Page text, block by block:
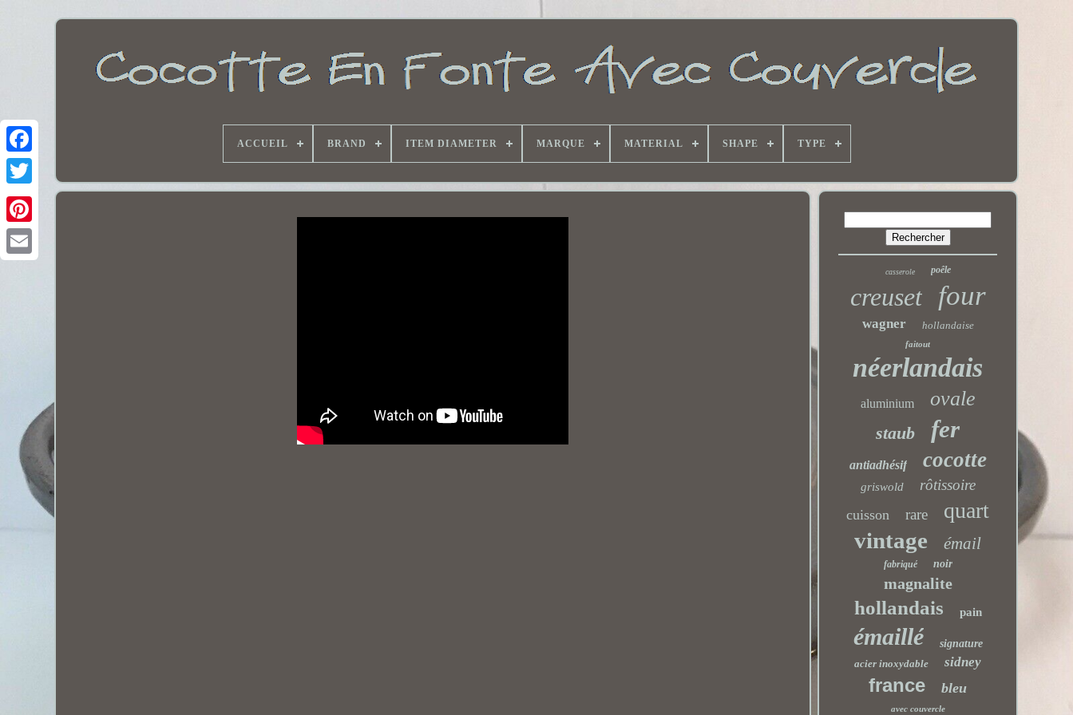
ACCUEIL BRAND ITEM DIAMETER MARQUE MATERIAL SHAPE TYPE
casserole poêle
creuset four
wagner hollandaise
faitout
néerlandais
aluminium ovale
staub fer
antiadhésif cocotte
griswold rôtissoire
cuisson rare quart
vintage émail
fabriqué noir
magnalite
hollandais pain
émaillé
signature
acier inoxydable
sidney
france bleu
avec couvercle